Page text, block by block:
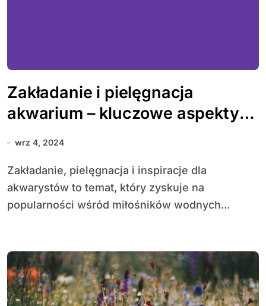
Zakładanie i pielęgnacja
akwarium – kluczowe aspekty
dla każdego akwarysty
wrz 4, 2024
Zakładanie, pielęgnacja i inspiracje dla
akwarystów to temat, który zyskuje na
popularności wśród miłośników wodnych...